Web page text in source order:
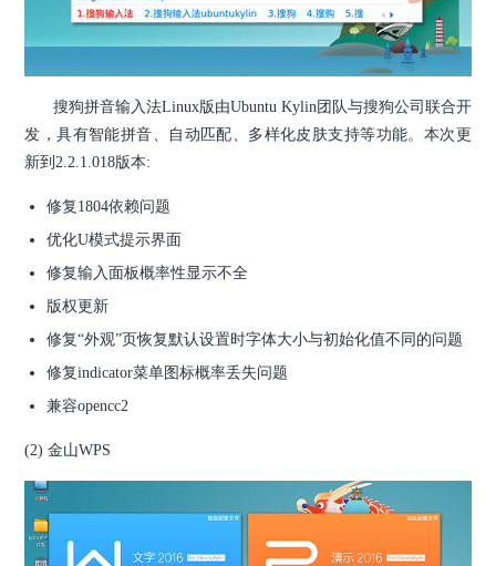
搜狗拼音输入法Linux版由Ubuntu Kylin团队与搜狗公司联合开
发，具有智能拼音、自动匹配、多样化皮肤支持等功能。本次更
新到2.2.1.018版本:
修复1804依赖问题
优化U模式提示界面
修复输入面板概率性显示不全
版权更新
修复“外观”页恢复默认设置时字体大小与初始化值不同的问题
修复indicator菜单图标概率丢失问题
兼容opencc2
(2) 金山WPS